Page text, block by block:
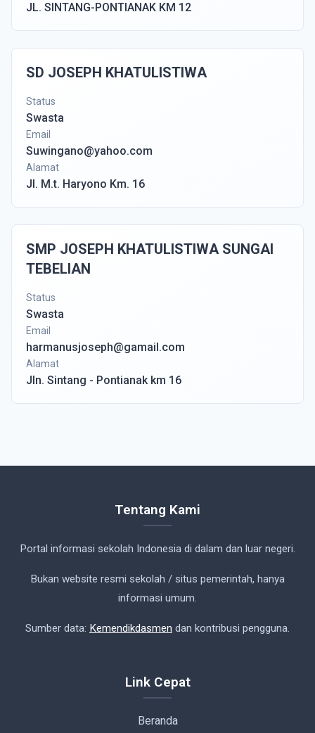
JL. SINTANG-PONTIANAK KM 12
SD JOSEPH KHATULISTIWA
Status
Swasta
Email
Suwingano@yahoo.com
Alamat
Jl. M.t. Haryono Km. 16
SMP JOSEPH KHATULISTIWA SUNGAI
TEBELIAN
Status
Swasta
Email
harmanusjoseph@gamail.com
Alamat
Jln. Sintang - Pontianak km 16
Tentang Kami
Portal informasi sekolah Indonesia di dalam dan luar negeri.
Bukan website resmi sekolah / situs pemerintah, hanya
informasi umum.
Sumber data: Kemendikdasmen dan kontribusi pengguna.
Link Cepat
Beranda